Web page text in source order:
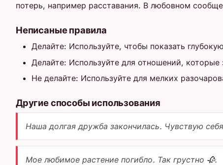
потерь, например расставания. В любовном
Неписаные правила
Делайте: Используйте, чтобы показать
Делайте: Используйте для отношений, которые
Не делайте: Используйте для мелких
Другие способы использования
Наша долгая дружба закончилась. Чувствую
Мое любимое растение погибло. Так грустно 🥀.